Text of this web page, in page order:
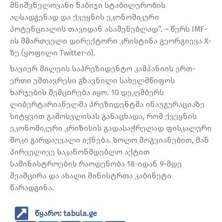
მნიშვნელოვანი ნაბიჯი სტაბილურობის
აღსადგენად და ქვეყნის ეკონომიკური
პოტენციალის თავიდან ასაშენებლად”. – წერს IMF-
ის მმართველი დირექტორი კრისტინა გეორგიევა X-
ზე (ყოფილი Twitter-ი).
ხავიერ მილეის საპრეზიდენტო კამპანიის ერთ-
ერთი უმთავრესი გზავნილი სახელმწიფოს
ხარჯების შემცირება იყო. 10 დეკემბერს
ლიბერტარიანელმა პრეზიდენტმა ინაუგურაციაზე
სიტყვით გამოსვლისას განაცხადა, რომ ქვეყნის
ეკონომიკური კრიზისის გადასაჭრელად ფისკალური
შოკი გარდაუვალი იქნება. ხოლო მოგვიანებით, მან
პირველივე საკანონმდებლო აქტით
სამინისტროების რაოდენობა 18-იდან 9-მდე
შეამცირა და ახალი მინისტრთა კაბინეტი
წარადგინა.
წყარო: tabula.ge